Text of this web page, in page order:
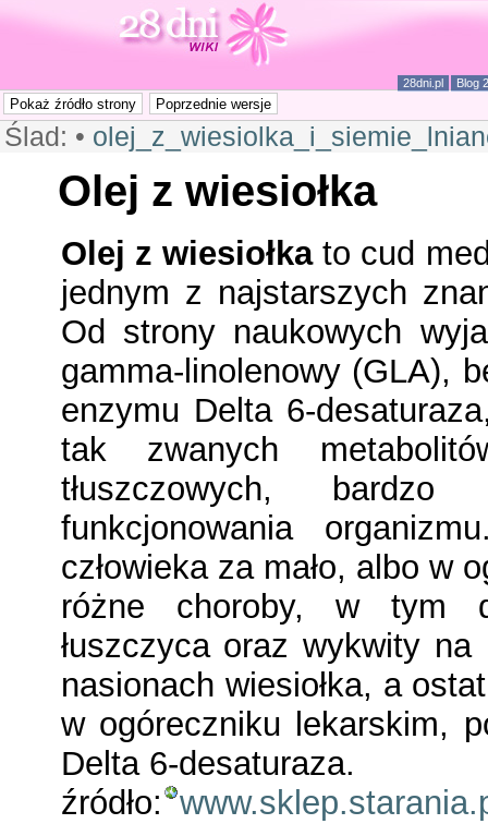
28dni.pl Blog
Ślad: •
Olej z wiesiołka
Olej z wiesiołkato cud
jednym z najstarszych
Od strony naukowych
gamma-linolenowy (GLA),
enzymu Delta 6-
tak zwanych
tłuszczowych, bardzo
funkcjonowania
człowieka za mało, albo w
różne choroby, w tym
łuszczyca oraz wykwity
nasionach wiesiołka, a
w ogóreczniku lekarskim,
Delta 6-desaturaza.
źródło: